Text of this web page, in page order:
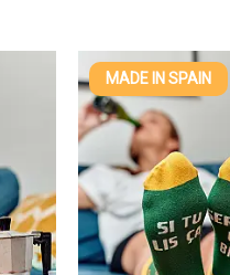
MADE IN SPAIN